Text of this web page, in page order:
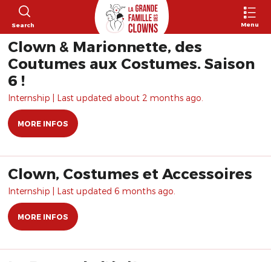
Search Menu
Clown & Marionnette, des
Coutumes aux Costumes. Saison
6 !
Internship | Last updated about 2 months ago.
MORE INFOS
Clown, Costumes et Accessoires
Internship | Last updated 6 months ago.
MORE INFOS